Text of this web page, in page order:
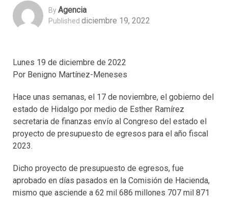
ByAgencia
Published diciembre 19, 2022
Lunes 19 de diciembre de 2022
Por Benigno Martínez-Meneses
Hace unas semanas, el 17 de noviembre, el gobierno del
estado de Hidalgo por medio de Esther Ramírez
secretaria de finanzas envío al Congreso del estado el
proyecto de presupuesto de egresos para el año fiscal
2023.
Dicho proyecto de presupuesto de egresos, fue
aprobado en días pasados en la Comisión de Hacienda,
mismo que asciende a 62 mil 686 millones 707 mil 871